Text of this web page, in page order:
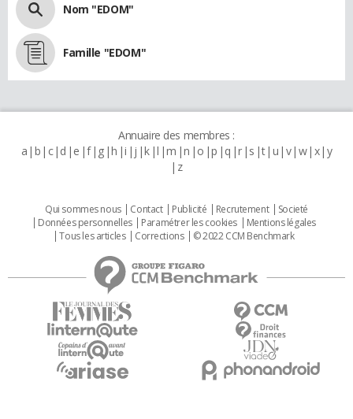
Nom "EDOM"
Famille "EDOM"
Annuaire des membres :
a b c d e f g h i j k l m n o p q r s t u v w x y
z
Qui sommes nous Contact Publicité Recrutement
Societé
Données personnelles
Paramétrer les cookies
Mentions légales
Tous les articles
Corrections © 2022 CCM Benchmark